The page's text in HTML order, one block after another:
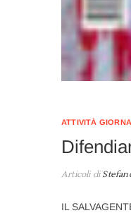
ATTIVITÀ
Articoli di
IL